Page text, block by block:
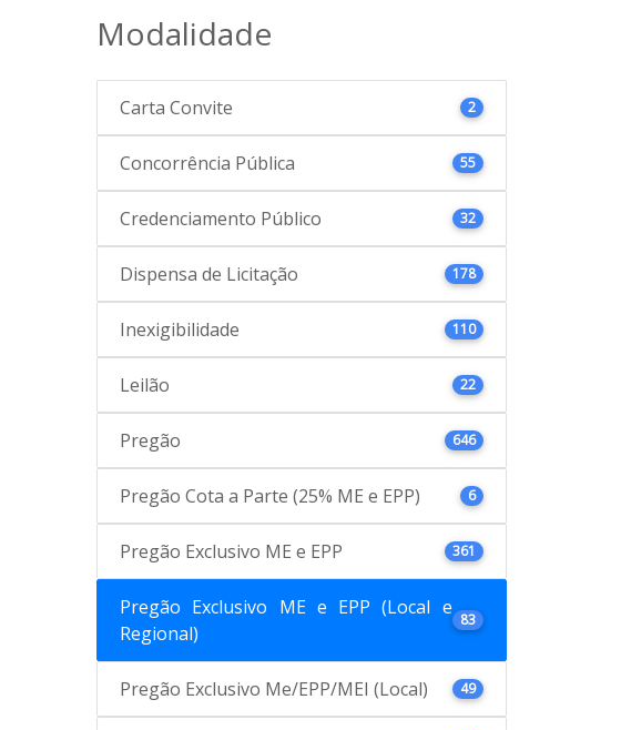
Modalidade
Carta Convite 2
Concorrência Pública 55
Credenciamento Público 32
Dispensa de Licitação 178
Inexigibilidade 110
Leilão 22
Pregão 646
Pregão Cota a Parte (25% ME e EPP) 6
Pregão Exclusivo ME e EPP 361
Pregão Exclusivo ME e EPP (Local e
Regional)
83
Pregão Exclusivo Me/EPP/MEI (Local) 49